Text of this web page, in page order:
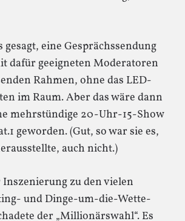
gesagt, eine Gesprächssendung
dafür geeigneten Moderatoren
Rahmen, ohne das LED-
im Raum. Aber das wäre dann
mehrstündige 20-Uhr-15-Show
geworden. (Gut, so war sie es,
auch nicht.)
zu den vielen
und Dinge-um-die-Wette-
der „Millionärswahl“. Es